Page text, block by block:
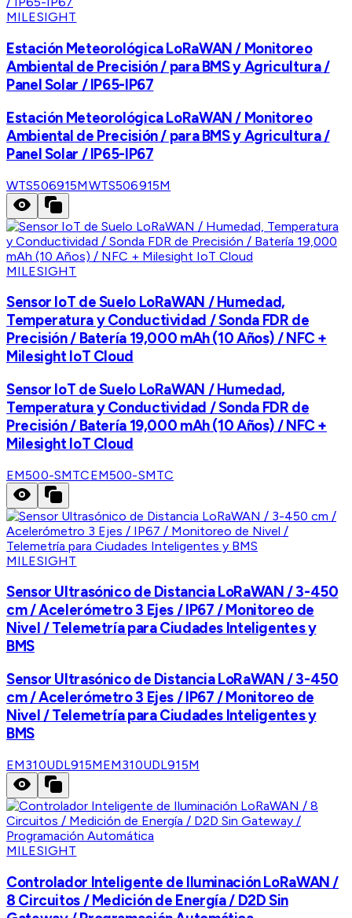
MILESIGHT
Estación Meteorológica LoRaWAN / Monitoreo
Ambiental de Precisión / para BMS y Agricultura /
Panel Solar / IP65-IP67
Estación Meteorológica LoRaWAN / Monitoreo
Ambiental de Precisión / para BMS y Agricultura /
Panel Solar / IP65-IP67
WTS506915MWTS506915M
MILESIGHT
Sensor IoT de Suelo LoRaWAN / Humedad,
Temperatura y Conductividad / Sonda FDR de
Precisión / Batería 19,000 mAh (10 Años) / NFC +
Milesight IoT Cloud
Sensor IoT de Suelo LoRaWAN / Humedad,
Temperatura y Conductividad / Sonda FDR de
Precisión / Batería 19,000 mAh (10 Años) / NFC +
Milesight IoT Cloud
EM500-SMTCEM500-SMTC
MILESIGHT
Sensor Ultrasónico de Distancia LoRaWAN / 3-450
cm / Acelerómetro 3 Ejes / IP67 / Monitoreo de
Nivel / Telemetría para Ciudades Inteligentes y
BMS
Sensor Ultrasónico de Distancia LoRaWAN / 3-450
cm / Acelerómetro 3 Ejes / IP67 / Monitoreo de
Nivel / Telemetría para Ciudades Inteligentes y
BMS
EM310UDL915MEM310UDL915M
MILESIGHT
Controlador Inteligente de Iluminación LoRaWAN /
8 Circuitos / Medición de Energía / D2D Sin